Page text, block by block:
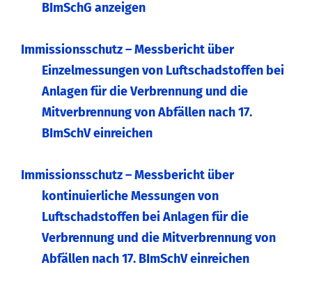
BImSchG anzeigen
Immissionsschutz – Messbericht über
Einzelmessungen von Luftschadstoffen bei
Anlagen für die Verbrennung und die
Mitverbrennung von Abfällen nach 17.
BImSchV einreichen
Immissionsschutz – Messbericht über
kontinuierliche Messungen von
Luftschadstoffen bei Anlagen für die
Verbrennung und die Mitverbrennung von
Abfällen nach 17. BImSchV einreichen